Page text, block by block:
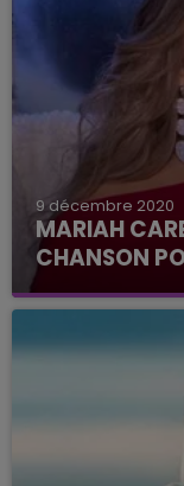
9 décembre 2020
MARIAH
CHANSON
Elle est